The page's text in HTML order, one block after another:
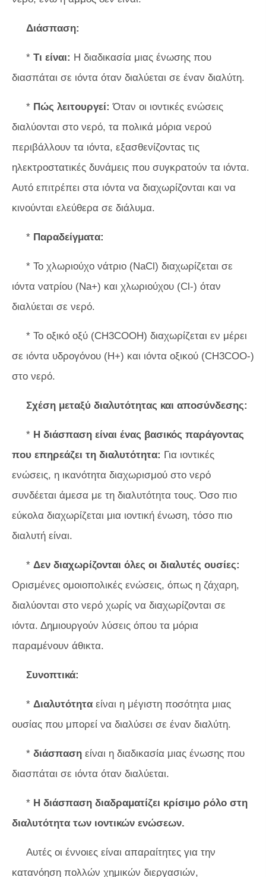
Διάσπαση:
* Τι είναι: Η διαδικασία μιας ένωσης που
διασπάται σε ιόντα όταν διαλύεται σε έναν διαλύτη.
* Πώς λειτουργεί: Όταν οι ιοντικές ενώσεις
διαλύονται στο νερό, τα πολικά μόρια νερού
περιβάλλουν τα ιόντα, εξασθενίζοντας τις
ηλεκτροστατικές δυνάμεις που συγκρατούν τα ιόντα.
Αυτό επιτρέπει στα ιόντα να διαχωρίζονται και να
κινούνται ελεύθερα σε διάλυμα.
* Παραδείγματα:
* Το χλωριούχο νάτριο (NaCl) διαχωρίζεται σε
ιόντα νατρίου (Na+) και χλωριούχου (Cl-) όταν
διαλύεται σε νερό.
* Το οξικό οξύ (CH3COOH) διαχωρίζεται εν μέρει
σε ιόντα υδρογόνου (Η+) και ιόντα οξικού (CH3COO-)
στο νερό.
Σχέση μεταξύ διαλυτότητας και αποσύνδεσης:
* Η διάσπαση είναι ένας βασικός παράγοντας
που επηρεάζει τη διαλυτότητα: Για ιοντικές
ενώσεις, η ικανότητα διαχωρισμού στο νερό
συνδέεται άμεσα με τη διαλυτότητα τους. Όσο πιο
εύκολα διαχωρίζεται μια ιοντική ένωση, τόσο πιο
διαλυτή είναι.
* Δεν διαχωρίζονται όλες οι διαλυτές ουσίες:
Ορισμένες ομοιοπολικές ενώσεις, όπως η ζάχαρη,
διαλύονται στο νερό χωρίς να διαχωρίζονται σε
ιόντα. Δημιουργούν λύσεις όπου τα μόρια
παραμένουν άθικτα.
Συνοπτικά:
* Διαλυτότητα είναι η μέγιστη ποσότητα μιας
ουσίας που μπορεί να διαλύσει σε έναν διαλύτη.
* διάσπαση είναι η διαδικασία μιας ένωσης που
διασπάται σε ιόντα όταν διαλύεται.
* Η διάσπαση διαδραματίζει κρίσιμο ρόλο στη
διαλυτότητα των ιοντικών ενώσεων.
Αυτές οι έννοιες είναι απαραίτητες για την
κατανόηση πολλών χημικών διεργασιών,